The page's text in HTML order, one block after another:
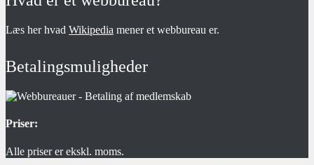
Læs her hvad Wikipedia mener et webbureau er.
Betalingsmuligheder
Priser:
Alle priser er ekskl. moms.